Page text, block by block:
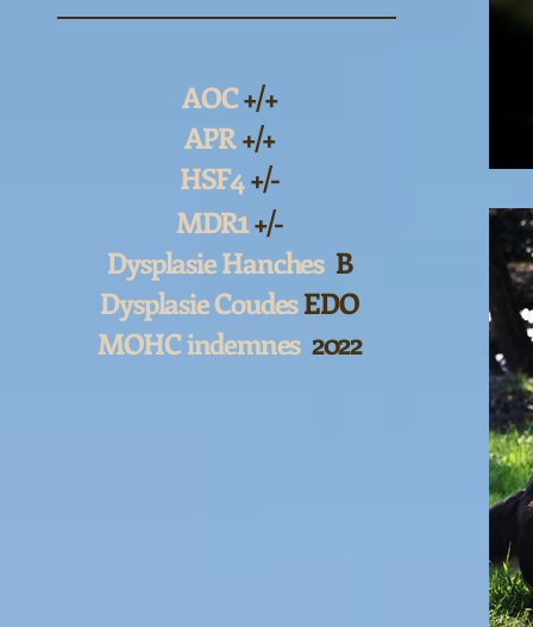
AOC+/+
APR+/+
HSF4+/-
MDR1+/-
Dysplasie Hanches B
Dysplasie CoudesEDO
MOHC indemnes 2022